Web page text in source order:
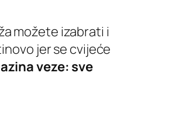
možete izabrati i
jer se cvijeće
veze: sve